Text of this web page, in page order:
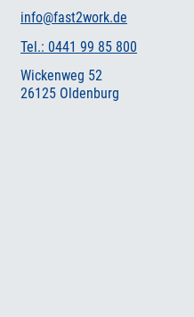
info@fast2work.de
Tel.: 0441 99 85 800
Wickenweg 52
26125 Oldenburg